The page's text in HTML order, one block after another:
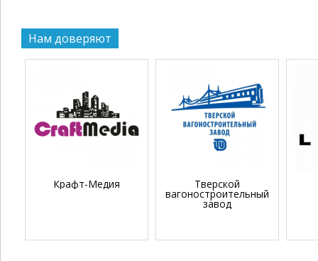
Нам доверяют
Крафт-Медия Тверской
вагоностроительный
завод